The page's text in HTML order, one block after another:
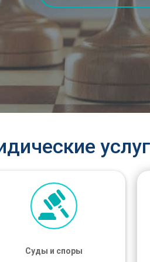
Суды и споры
Суды и споры